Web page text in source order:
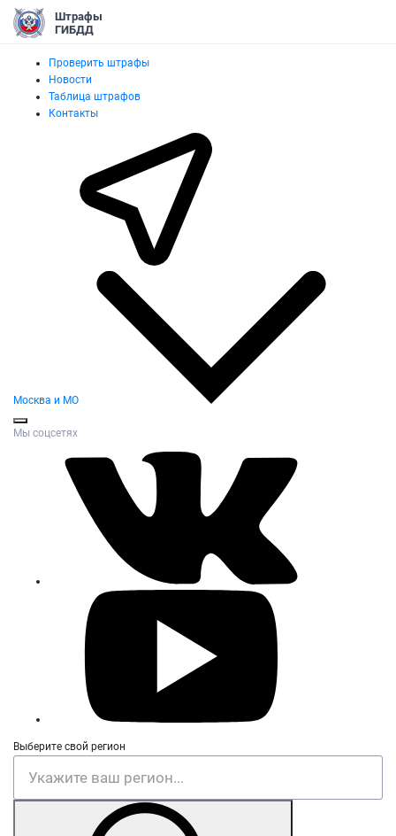
Штрафы
ГИБДД
Проверить штрафы
Новости
Таблица штрафов
Контакты
Москва и МО
Мы соцсетях
Выберите свой регион